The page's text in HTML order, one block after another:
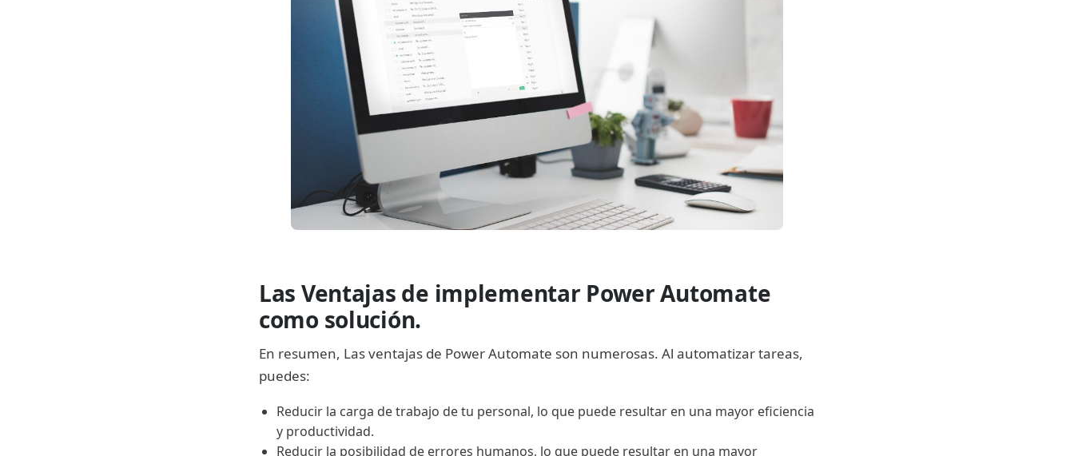
Las Ventajas de implementar Power Automate
como solución.
En resumen, Las ventajas de Power Automate son numerosas. Al automatizar tareas,
puedes:
Reducir la carga de trabajo de tu personal, lo que puede resultar en una mayor eficiencia
y productividad.
Reducir la posibilidad de errores humanos, lo que puede resultar en una mayor